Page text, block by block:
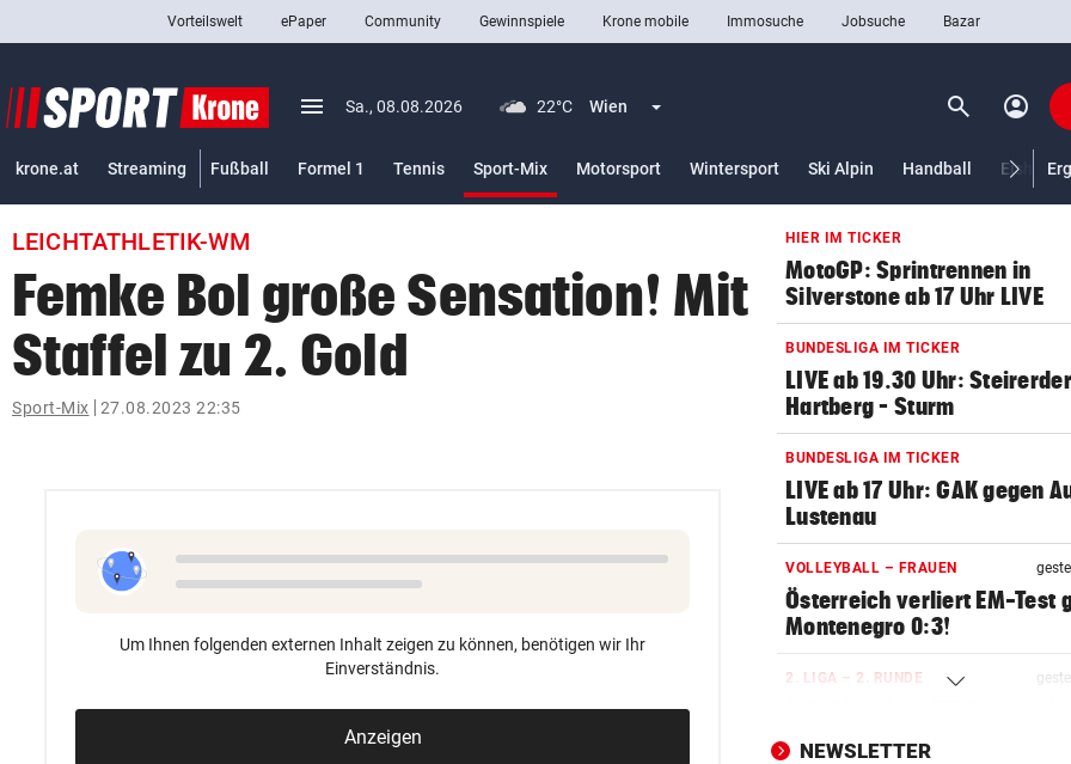
closeSchließen
Abonnieren
pin_drop
bookmark
search
Suchbegriff
© Krone Multimedia GmbH & Co KG 2026
Muthgasse 2, 1190 Wien
Vorteilswelt ePaper Community Gewinnspiele Krone mobile Immosuche Jobsuche Bazar
menu Menü aufklappen
Sa., 08.08.2026 22°C Wien Menü aufklappen search Suchen
account_circle
krone.at Streaming Fußball Formel 1 Tennis Sport-Mix
Motorsport
Wintersport Ski Alpin Handball
LEICHTATHLETIK-WM
Femke Bol große Sensation! Mit
Staffel zu 2. Gold
Sport-Mix 27.08.2023 22:35
Um Ihnen folgenden externen Inhalt zeigen zu können, benötigen wir Ihr
Einverständnis.
Anzeigen
HIER IM TICKER
MotoGP: Sprintrennen in
Silverstone ab 17 Uhr LIVE
BUNDESLIGA IM TICKER
LIVE ab 19.30 Uhr:
Hartberg – Sturm
BUNDESLIGA IM TICKER
LIVE ab 17 Uhr: GAK gegen
Lustenau
VOLLEYBALL – FRAUEN
Österreich verliert EM-Test
Montenegro 0:3!
2. LIGA – 2. RUNDE
Wacker Innsbruck ab
NEWSLETTER